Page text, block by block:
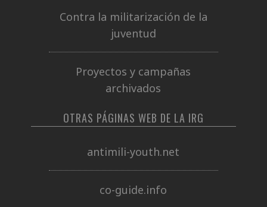
Contra la militarización de la
juventud
Proyectos y campañas
archivados
OTRAS PÁGINAS WEB DE LA IRG
antimili-youth.net
co-guide.info